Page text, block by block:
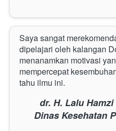
Saya sangat
dipelajari oleh kalangan
menanamkan motivasi
mempercepat
tahu ilmu ini.
dr. H. Lalu
Dinas Kesehatan